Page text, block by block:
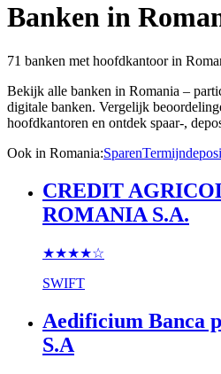
Banken in
71 banken met hoofdkantoor in
Bekijk alle banken in Romania –
digitale banken. Vergelijk
hoofdkantoren en ontdek spaar-,
Ook in Romania:Sparen
CREDIT
ROMANIA S.A.
★★★★☆
SWIFT
Aedificium Banca
S.A